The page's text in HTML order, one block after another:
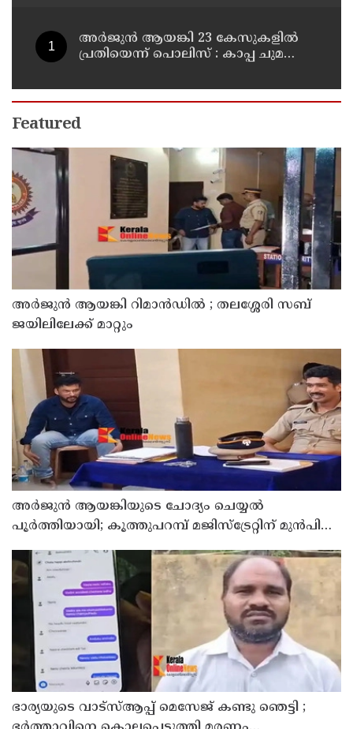
അര്‍ജുന്‍ ആയങ്കി 23 കേസുകളില്‍
പ്രതിയെന്ന് പൊലിസ് : കാപ്പ ചുമത്തി
Featured
അര്‍ജുന്‍ ആയങ്കി റിമാന്‍ഡില്‍ ; തലശ്ശേരി സബ്
ജയിലിലേക്ക് മാറ്റും
അര്‍ജുന്‍ ആയങ്കിയുടെ ചോദ്യം ചെയ്യല്‍
പൂര്‍ത്തിയായി; കൂത്തുപറമ്പ് മജിസ്ട്രേറ്റിന് മുൻപില്‍
ഭാര്യയുടെ വാട്സ്ആപ്പ് മെസേജ് കണ്ടു ഞെട്ടി ;